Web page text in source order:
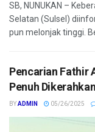
SB, NUNUKAN –
Selatan (Sulsel)
pun melonjak tinggi.
Pencarian Fathir
Penuh Dikerahkan
BYADMIN 05/26/2025